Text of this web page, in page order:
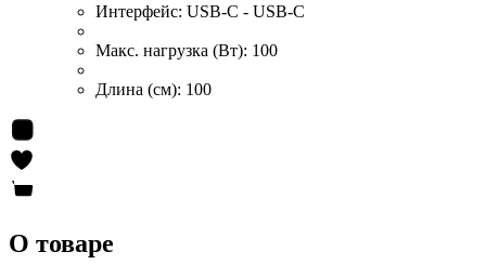
Интерфейс: USB-C - USB-C
Макс. нагрузка (Вт): 100
Длина (см): 100
О товаре